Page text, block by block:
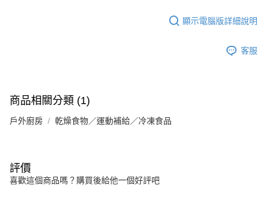
顯示電腦版詳細說明
客服
商品相關分類 (1)
戶外廚房 乾燥食物／運動補給／冷凍食品
評價
喜歡這個商品嗎？購買後給他一個好評吧